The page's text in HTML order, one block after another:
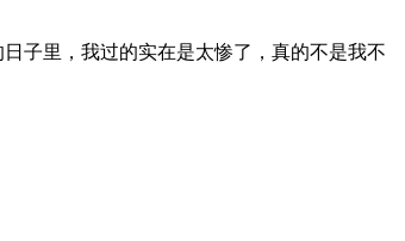
子里，我过的实在是太惨了，真的不是我不